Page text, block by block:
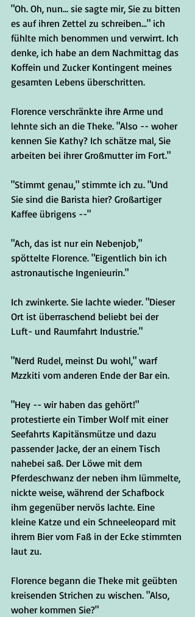
"Oh. Oh, nun... sie sagte mir, Sie zu bitten
es auf ihren Zettel zu schreiben..." ich
fühlte mich benommen und verwirrt. Ich
denke, ich habe an dem Nachmittag das
Koffein und Zucker Kontingent meines
gesamten Lebens überschritten.
Florence verschränkte ihre Arme und
lehnte sich an die Theke. "Also -- woher
kennen Sie Kathy? Ich schätze mal, Sie
arbeiten bei ihrer Großmutter im Fort."
"Stimmt genau," stimmte ich zu. "Und
Sie sind die Barista hier? Großartiger
Kaffee übrigens --"
"Ach, das ist nur ein Nebenjob,"
spöttelte Florence. "Eigentlich bin ich
astronautische Ingenieurin."
Ich zwinkerte. Sie lachte wieder. "Dieser
Ort ist überraschend beliebt bei der
Luft- und Raumfahrt Industrie."
"Nerd Rudel, meinst Du wohl," warf
Mzzkiti vom anderen Ende der Bar ein.
"Hey -- wir haben das gehört!"
protestierte ein Timber Wolf mit einer
Seefahrts Kapitänsmütze und dazu
passender Jacke, der an einem Tisch
nahebei saß. Der Löwe mit dem
Pferdeschwanz der neben ihm lümmelte,
nickte weise, während der Schafbock
ihm gegenüber nervös lachte. Eine
kleine Katze und ein Schneeleopard mit
ihrem Bier vom Faß in der Ecke stimmten
laut zu.
Florence begann die Theke mit geübten
kreisenden Strichen zu wischen. "Also,
woher kommen Sie?"